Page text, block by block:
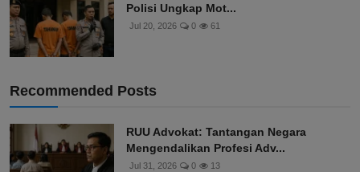
Polisi Ungkap Mot...
Jul 20, 2026 0 61
Recommended Posts
RUU Advokat: Tantangan Negara
Mengendalikan Profesi Adv...
Jul 31, 2026 0 13